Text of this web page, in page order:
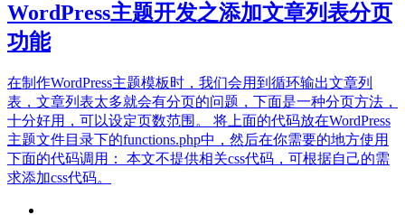
WordPress主题开发之添加文章列表分页
功能
在制作WordPress主题模板时，我们会用到循环输出文章列
表，文章列表太多就会有分页的问题，下面是一种分页方法，
十分好用，可以设定页数范围。 将上面的代码放在WordPress
主题文件目录下的functions.php中，然后在你需要的地方使用
下面的代码调用： 本文不提供相关css代码，可根据自己的需
求添加css代码。